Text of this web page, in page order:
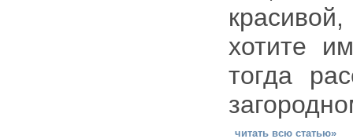
хотите
тогда
читать всю статью»